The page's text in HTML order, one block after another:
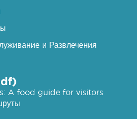
и Развлечения
A food guide for visitors